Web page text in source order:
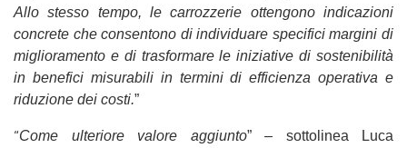
Allo stesso tempo, le carrozzerie ottengono indicazioni
concrete che consentono di individuare specifici margini di
miglioramento e di trasformare le iniziative di sostenibilità
in benefici misurabili in termini di efficienza operativa e
riduzione dei costi.”
“Come ulteriore valore aggiunto” – sottolinea Luca